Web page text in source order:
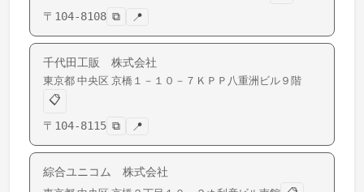
〒 104-8108 ⧉ 📍
千代田工販 株式会社
東京都 中央区 京橋 １－１０－７ＫＰＰ八重洲ビル９階
📋
〒 104-8115 ⧉ 📍
綜合ユニコム 株式会社